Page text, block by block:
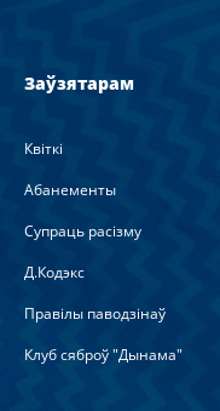
Заўзятарам
Квіткі
Абанементы
Супраць расізму
Д.Кодэкс
Правілы паводзінаў
Клуб сяброў "Дынама"